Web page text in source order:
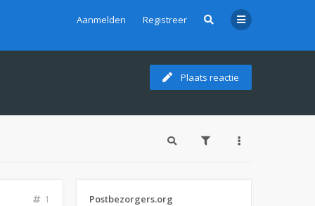
Aanmelden Registreer
Plaats reactie
1
Postbezorgers.org